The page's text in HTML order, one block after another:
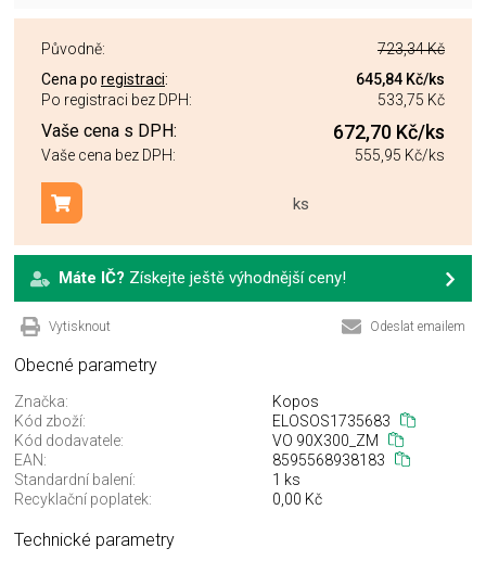
Původně:
723,34 Kč
Cena po registraci: 645,84 Kč/ks
Po registraci bez DPH:
533,75 Kč
Vaše cena s DPH: 672,70 Kč/ks
Vaše cena bez DPH: 555,95 Kč/ks
ks
Přidat do košíku
Máte IČ? Získejte ještě výhodnější ceny!
Vytisknout Odeslat emailem
Obecné parametry
Značka:
Kopos
Kód zboží:
ELOSOS1735683
Kód dodavatele:
VO 90X300_ZM
EAN:
8595568938183
Standardní balení:
1 ks
Recyklační poplatek:
0,00 Kč
Technické parametry